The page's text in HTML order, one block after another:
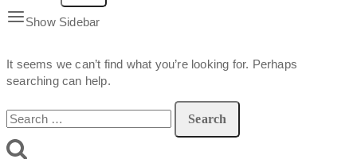
Show Sidebar
It seems we can’t find what you’re looking for. Perhaps
searching can help.
Search
for: